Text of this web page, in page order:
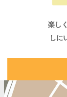
楽し
しに